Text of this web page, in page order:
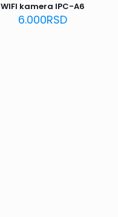
WIFI kamera IPC-A6
6.000RSD